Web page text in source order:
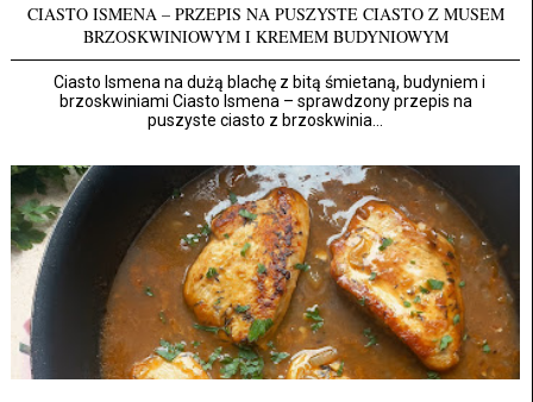
CIASTO ISMENA – PRZEPIS NA PUSZYSTE CIASTO Z MUSEM
BRZOSKWINIOWYM I KREMEM BUDYNIOWYM
Ciasto Ismena na dużą blachę z bitą śmietaną, budyniem i
brzoskwiniami Ciasto Ismena – sprawdzony przepis na
puszyste ciasto z brzoskwinia...